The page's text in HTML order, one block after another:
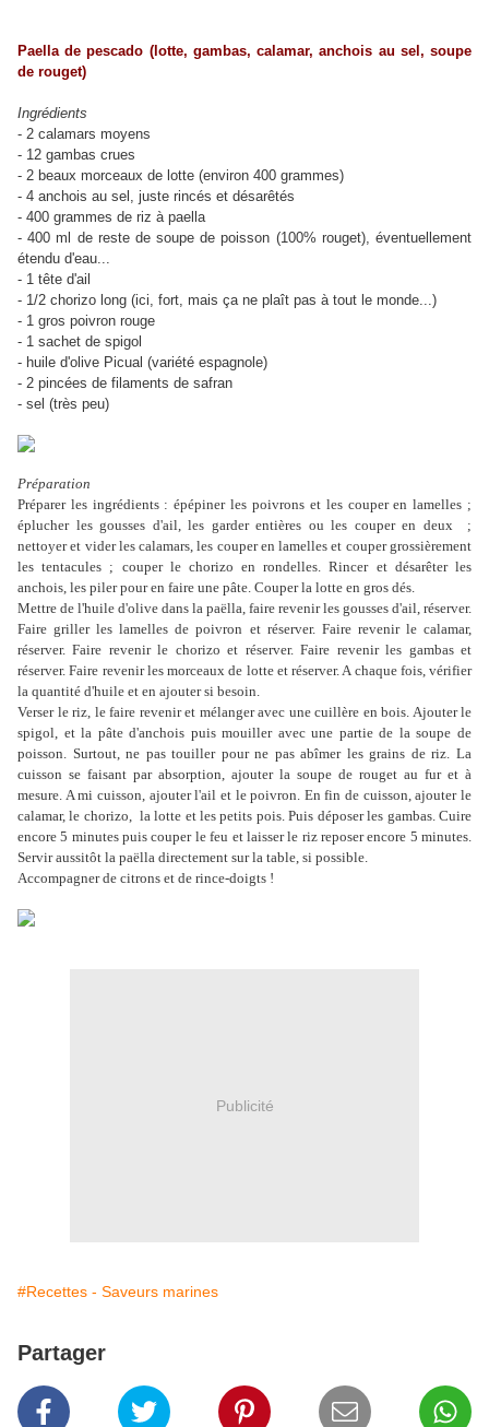
Paella de pescado (lotte, gambas, calamar, anchois au sel, soupe
de rouget)
Ingrédients
- 2 calamars moyens
- 12 gambas crues
- 2 beaux morceaux de lotte (environ 400 grammes)
- 4 anchois au sel, juste rincés et désarêtés
- 400 grammes de riz à paella
- 400 ml de reste de soupe de poisson (100% rouget), éventuellement
étendu d'eau...
- 1 tête d'ail
- 1/2 chorizo long (ici, fort, mais ça ne plaît pas à tout le monde...)
- 1 gros poivron rouge
- 1 sachet de spigol
- huile d'olive Picual (variété espagnole)
- 2 pincées de filaments de safran
- sel (très peu)
Préparation
Préparer les ingrédients : épépiner les poivrons et les couper en lamelles ;
éplucher les gousses d'ail, les garder entières ou les couper en deux ;
nettoyer et vider les calamars, les couper en lamelles et couper grossièrement
les tentacules ; couper le chorizo en rondelles. Rincer et désarêter les
anchois, les piler pour en faire une pâte. Couper la lotte en gros dés.
Mettre de l'huile d'olive dans la paëlla, faire revenir les gousses d'ail, réserver.
Faire griller les lamelles de poivron et réserver. Faire revenir le calamar,
réserver. Faire revenir le chorizo et réserver. Faire revenir les gambas et
réserver. Faire revenir les morceaux de lotte et réserver. A chaque fois, vérifier
la quantité d'huile et en ajouter si besoin.
Verser le riz, le faire revenir et mélanger avec une cuillère en bois. Ajouter le
spigol, et la pâte d'anchois puis mouiller avec une partie de la soupe de
poisson. Surtout, ne pas touiller pour ne pas abîmer les grains de riz. La
cuisson se faisant par absorption, ajouter la soupe de rouget au fur et à
mesure. A mi cuisson, ajouter l'ail et le poivron. En fin de cuisson, ajouter le
calamar, le chorizo, la lotte et les petits pois. Puis déposer les gambas. Cuire
encore 5 minutes puis couper le feu et laisser le riz reposer encore 5 minutes.
Servir aussitôt la paëlla directement sur la table, si possible.
Accompagner de citrons et de rince-doigts !
Publicité
#Recettes - Saveurs marines
Partager